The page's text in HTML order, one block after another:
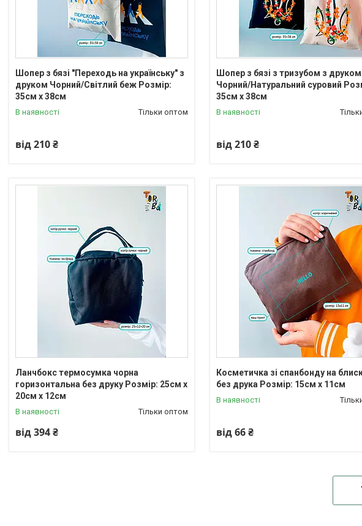
Шопер з бязі "Переходь на українську" з
друком Чорний/Світлий беж Розмір:
35см х 38см
В наявності Тільки оптом
від 210 ₴
Шопер з бязі з тризубом з друком
Чорний/Натуральний суровий
35см х 38см
В наявності
від 210 ₴
Ланчбокс термосумка чорна
горизонтальна без друку Розмір: 25cм х
20см х 12см
В наявності Тільки оптом
від 394 ₴
Косметичка зі спанбонду на
без друка Розмір: 15см х 11см
В наявності
від 66 ₴